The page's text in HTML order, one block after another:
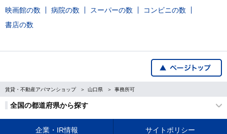
映画館の数
病院の数 スーパーの数
コンビニの数
書店の数
賃貸・不動産アパマンショップ 山口県 事務所可
全国の都道府県から探す
企業・IR情報 サイトポリシー